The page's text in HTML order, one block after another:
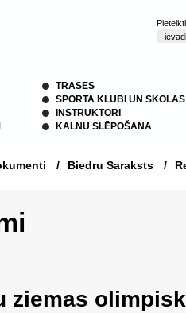
TRASES
SPORTA KLUBI UN SKOLAS
INSTRUKTORI
KALNU SLĒPOŠANA
/ Biedru Saraksts /
ziemas